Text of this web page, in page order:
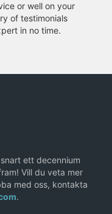
or well on your
of testimonials
in no time.
ett decennium
Vill du veta mer
med oss, kontakta
.